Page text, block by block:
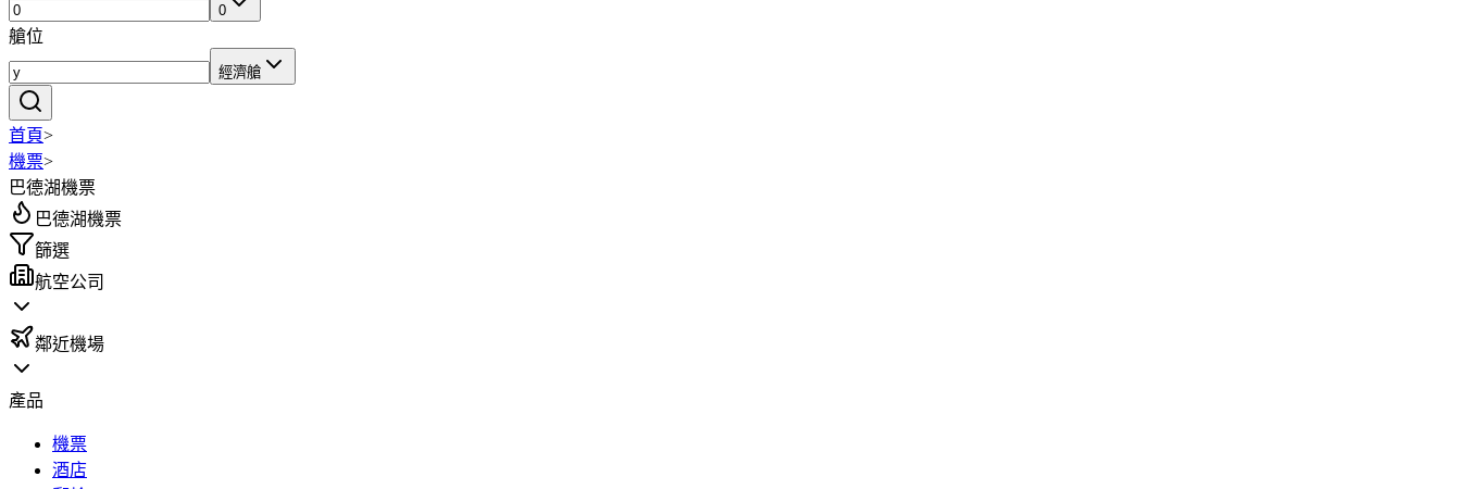
0
艙位
經濟艙
首頁>
機票>
巴德湖機票
巴德湖機票
篩選
航空公司
鄰近機場
產品
機票
酒店